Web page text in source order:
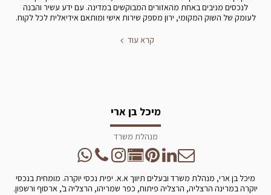
לנכסים מניבים באחת מהאזורים המבוקשים במדינה. עם ידע עשיר והבנה
לעומק של השוק המקומי, ירון מספק שירות אישי ומותאם אידיאלית לכל לקוח.
קרא עוד
מיכל בן ארי
מנהלת משרד
מיכל בן ארי, מנהלת משרד ובעלים תיווך א.א. יפית נכסי יוקרה. מומחית בנכסי
יוקרה במרינה הרצליה, הרצליה פיתוח, כפר שמריהו, הרצליה ב', ארסוף ורשפון.